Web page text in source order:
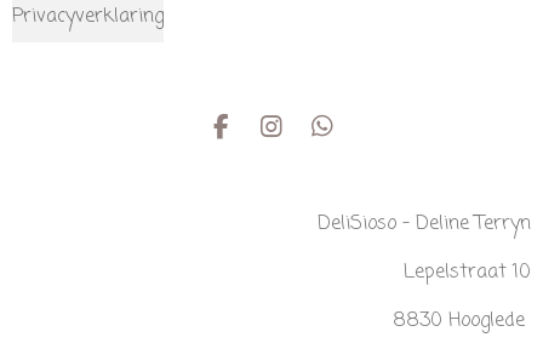
Privacyverklaring
F I W
s
DeliSioso - Deline Terryn
Lepelstraat 10
8830 Hooglede